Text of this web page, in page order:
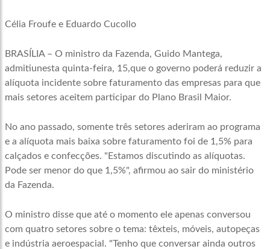
Célia Froufe e Eduardo Cucollo
BRASÍLIA – O ministro da Fazenda, Guido Mantega,
admitiunesta quinta-feira, 15,que o governo poderá reduzir a
alíquota incidente sobre faturamento das empresas para que
mais setores aceitem participar do Plano Brasil Maior.
No ano passado, somente três setores aderiram ao programa
e a alíquota mais baixa sobre faturamento foi de 1,5% para
calçados e confecções. "Estamos discutindo as alíquotas.
Pode ser menor do que 1,5%", afirmou ao sair do ministério
da Fazenda.
O ministro disse que até o momento ele apenas conversou
com quatro setores sobre o tema: têxteis, móveis, autopeças
e indústria aeroespacial. "Tenho que conversar ainda outros